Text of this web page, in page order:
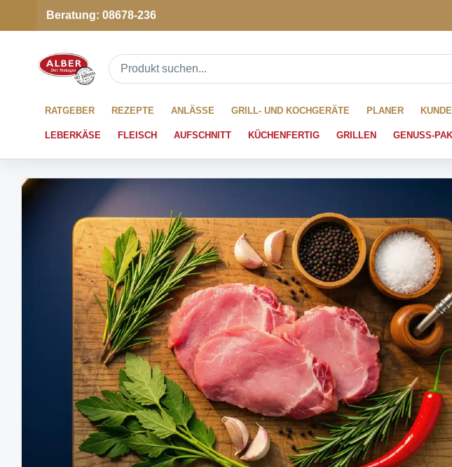
Beratung: 08678-236
RATGEBER REZEPTE ANLÄSSE GRILL- UND KOCHGERÄTE PLANER
LEBERKÄSE FLEISCH AUFSCHNITT KÜCHENFERTIG GRILLEN GENUSS-